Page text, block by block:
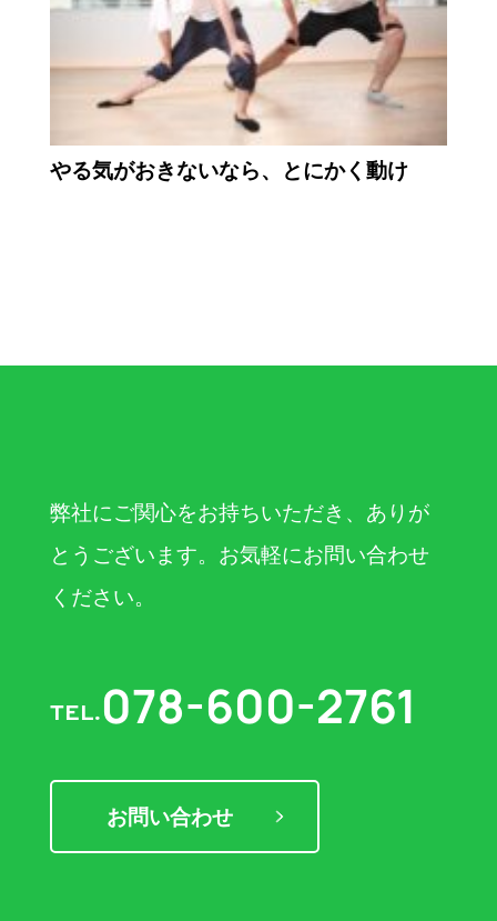
やる気がおきないなら、とにかく動け
弊社にご関心をお持ちいただき、ありが
とうございます。お気軽にお問い合わせ
ください。
TEL. 078-600-2761
お問い合わせ